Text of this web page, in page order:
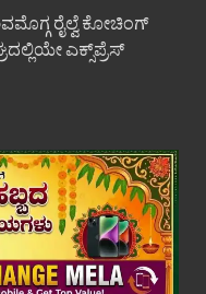
ರೈಲ್ವೆ ಕೋಚಿಂಗ್
ಎಕ್ಸ್‌ಪ್ರೆಸ್